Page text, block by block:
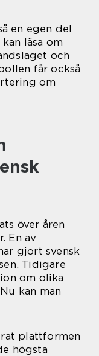
en egen del
läsa om
och
får också
om
över åren
En av
gjort svensk
Tidigare
om olika
kan man
plattformen
högsta